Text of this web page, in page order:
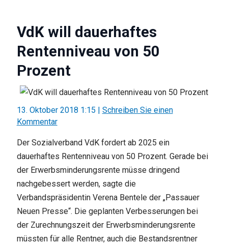
VdK will dauerhaftes
Rentenniveau von 50
Prozent
13. Oktober 2018 1:15
Schreiben Sie einen
Kommentar
Der Sozialverband VdK fordert ab 2025 ein
dauerhaftes Rentenniveau von 50 Prozent. Gerade bei
der Erwerbsminderungsrente müsse dringend
nachgebessert werden, sagte die
Verbandspräsidentin Verena Bentele der „Passauer
Neuen Presse“. Die geplanten Verbesserungen bei
der Zurechnungszeit der Erwerbsminderungsrente
müssten für alle Rentner, auch die Bestandsrentner